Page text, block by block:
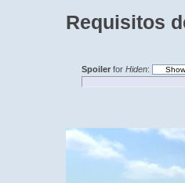
Requisitos
Spoilerfor Hiden: